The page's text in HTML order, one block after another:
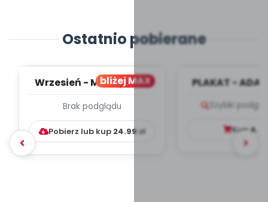
Ostatnio pobierane
bliżej MAX
Wrzesień - MIESIĘCZNY
WYCHOWAWCZO –
DYDAKTYC...
Brak podglądu
Pobierz lub kup 24.99 zł
PLAKAT -
Szybki
Kup